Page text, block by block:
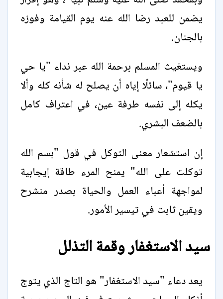
يضمن للعبد رضا الله عنه يوم القيامة وفوزه
بالجنان.
ويستغيث المسلم برحمة الله عبر نداء "يا حي
يا قيوم"، سائلًا إياه أن يصلح له شأنه كله وألا
يكله إلى نفسه طرفة عين، في اعتراف كامل
بالضعف البشري.
إن استشعار معنى التوكل في قول "بسم الله
توكلت على الله" يمنح المرء طاقة إيجابية
لمواجهة أعباء العمل والحياة بصدر منشرح
ويقين ثابت في تيسير الأمور.
سيد الاستغفار وقمة التذلل
يعد دعاء "سيد الاستغفار" هو التاج الذي يتوج